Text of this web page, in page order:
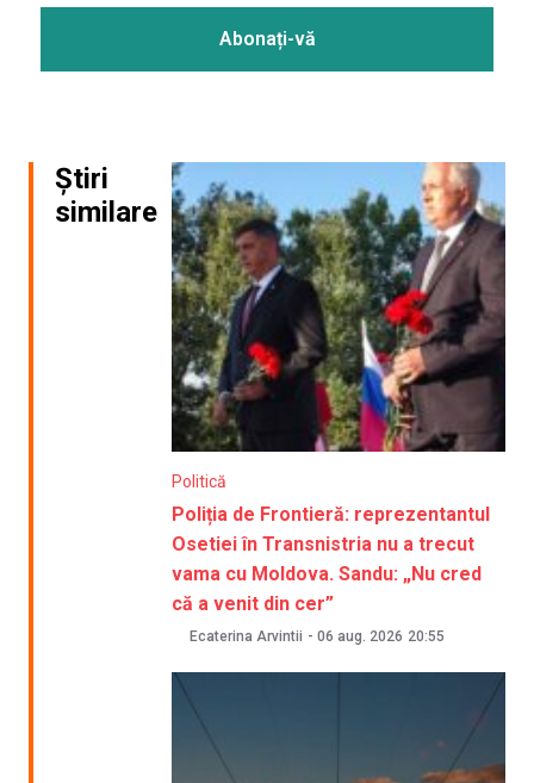
Știri
similare
Politică
Poliția de Frontieră: reprezentantul
Osetiei în Transnistria nu a trecut
vama cu Moldova. Sandu: „Nu cred
că a venit din cer”
Ecaterina Arvintii - 06 aug. 2026 20:55